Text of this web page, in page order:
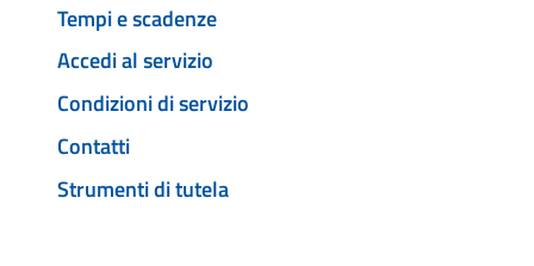
Tempi e scadenze
Accedi al servizio
Condizioni di servizio
Contatti
Strumenti di tutela